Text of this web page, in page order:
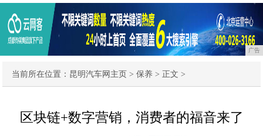
广告
当前所在位置： 昆明汽车网主页 >保养 > 正文 >
区块链+数字营销，消费者的福音来了